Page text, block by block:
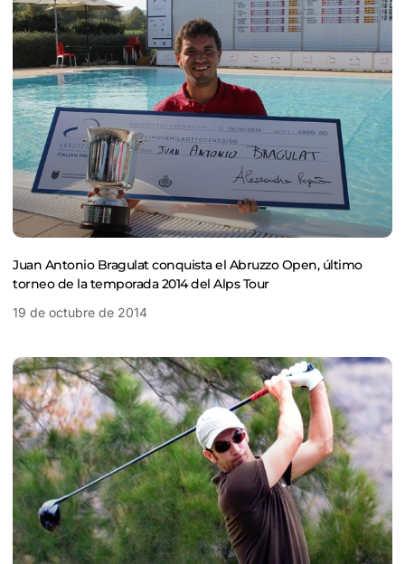
Juan Antonio Bragulat conquista el Abruzzo Open, último
torneo de la temporada 2014 del Alps Tour
19 de octubre de 2014